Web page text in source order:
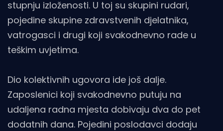
stupnju izloženosti. U toj su skupini rudari,
pojedine skupine zdravstvenih djelatnika,
vatrogasci i drugi koji svakodnevno rade u
teškim uvjetima.
Dio kolektivnih ugovora ide još dalje.
Zaposlenici koji svakodnevno putuju na
udaljena radna mjesta dobivaju dva do pet
dodatnih dana. Pojedini poslodavci dodaju